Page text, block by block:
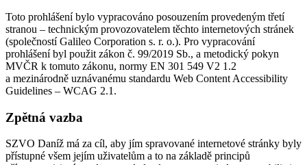
Toto prohlášení bylo vypracováno posouzením provedeným třetí
stranou – technickým provozovatelem těchto internetových stránek
(společností Galileo Corporation s. r. o.). Pro vypracování
prohlášení byl použit zákon č. 99/2019 Sb., a metodický pokyn
MVČR k tomuto zákonu, normy EN 301 549 V2 1.2
a mezinárodně uznávanému standardu Web Content Accessibility
Guidelines – WCAG 2.1.
Zpětná vazba
SZVO Daníž má za cíl, aby jím spravované internetové stránky byly
přístupné všem jejím uživatelům a to na základě principů